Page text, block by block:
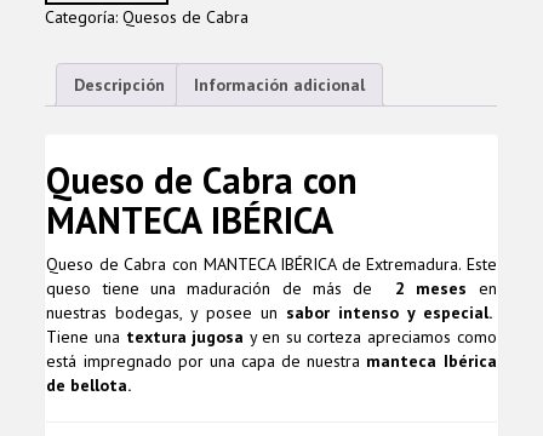
Categoría:Quesos de Cabra
Descripción Información adicional
Queso de Cabra con
MANTECA IBÉRICA
Queso de Cabra con MANTECA IBÉRICA de Extremadura. Este
queso tiene una maduración de más de 2 meses en
nuestras bodegas, y posee un sabor intenso y especial.
Tiene una textura jugosa y en su corteza apreciamos como
está impregnado por una capa de nuestra manteca Ibérica
de bellota.